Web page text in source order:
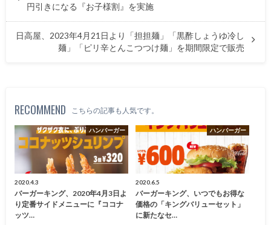
円引きになる『お子様割』を実施
日高屋、2023年4月21日より「担担麺」「黒酢しょうゆ冷し
麺」「ピリ辛とんこつつけ麺」を期間限定で販売
RECOMMEND こちらの記事も人気です。
ハンバーガー
2020.4.3
バーガーキング、2020年4月3日よ
り定番サイドメニューに『ココナ
ッツ…
ハンバーガー
2020.6.5
バーガーキング、いつでもお得な
価格の「キングバリューセット」
に新たなセ…